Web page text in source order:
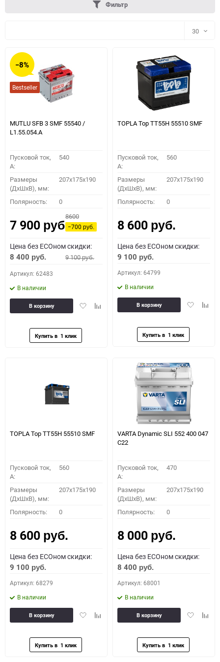
ПОДОБРАТЬ
Как определить полярность?
0 - обратная 1 - прямая 3 - обратная 4 - прямая
Фильтр
30
30
60
90
−8%
Bestseller
MUTLU SFB 3 SMF 55540 /
L1.55.054.A
Пусковой ток,
A:
540
Размеры
(ДхШхВ), мм:
207x175x190
Полярность: 0
7 900 руб.
8600
−700руб.
Цена без ECOном скидки:
8 400 руб. 9 100руб.
Артикул: 62483
В наличии
ДобавитьДобавить
В корзину
TOPLA Top TT55H 55510 SMF
Пусковой ток,
A:
560
Размеры
(ДхШхВ), мм:
207x175x190
Полярность: 0
8 600 руб.
Цена без ECOном скидки:
9 100 руб.
Артикул: 64799
В наличии
Добавить
В корзину
TOPLA Top TT55H 55510 SMF
Пусковой ток,
A:
560
Размеры
(ДхШхВ), мм:
207x175x190
Полярность: 0
8 600 руб.
Цена без ECOном скидки:
9 100 руб.
Артикул: 68279
В наличии
ДобавитьДобавить
В корзину
VARTA Dynamic SLI 552 400 047
C22
Пусковой ток,
A:
470
Размеры
(ДхШхВ), мм:
207x175x190
Полярность: 0
8 000 руб.
Цена без ECOном скидки:
8 400 руб.
Артикул: 68001
В наличии
Добавить
В корзину